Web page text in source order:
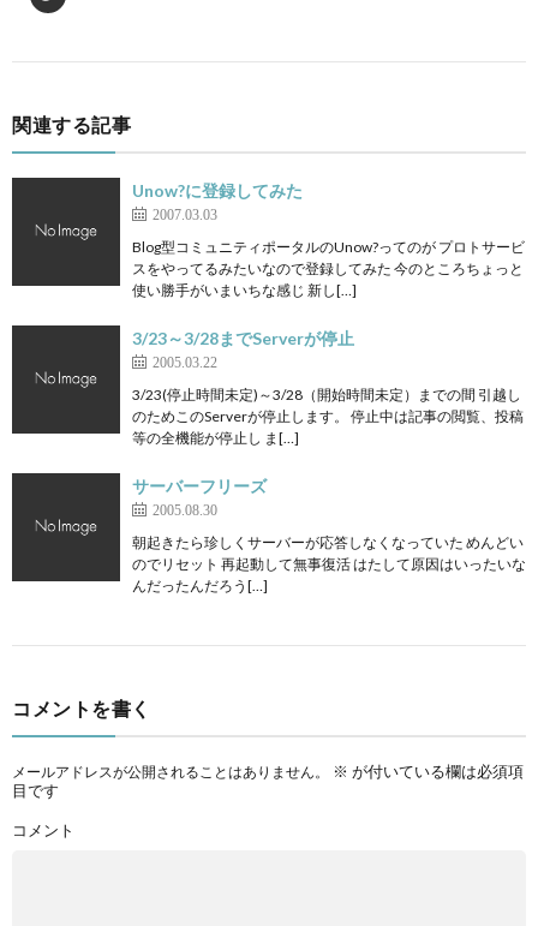
関連する記事
Unow?に登録してみた
2007.03.03
Blog型コミュニティポータルのUnow?ってのが プロトサービ
スをやってるみたいなので登録してみた 今のところちょっと
使い勝手がいまいちな感じ 新し[…]
3/23～3/28までServerが停止
2005.03.22
3/23(停止時間未定)～3/28（開始時間未定）までの間 引越し
のためこのServerが停止します。 停止中は記事の閲覧、投稿
等の全機能が停止し ま[…]
サーバーフリーズ
2005.08.30
朝起きたら珍しくサーバーが応答しなくなっていた めんどい
のでリセット 再起動して無事復活 はたして原因はいったいな
んだったんだろう[…]
コメントを書く
メールアドレスが公開されることはありません。 ※ が付いている欄は必須項
目です
コメント